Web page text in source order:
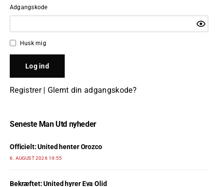
Adgangskode
Husk mig
Registrer| Glemt din adgangskode?
Seneste Man Utd nyheder
Officielt: United henter Orozco
6. AUGUST 2026 19:55
Bekræftet: United hyrer Eva Olid